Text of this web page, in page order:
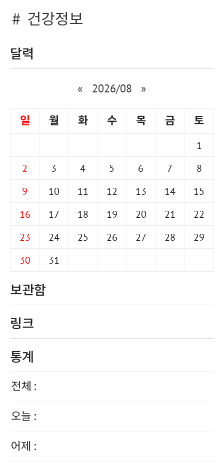
건강정보
달력
« 2026/08 »
일 월 화 수 목 금 토
1
2
3 4 5 6 7
8
9
10 11 12 13 14
15
16
17 18 19 20 21
22
23
24 25 26 27 28
29
30
31
보관함
링크
통계
전체 :
오늘 :
어제 :